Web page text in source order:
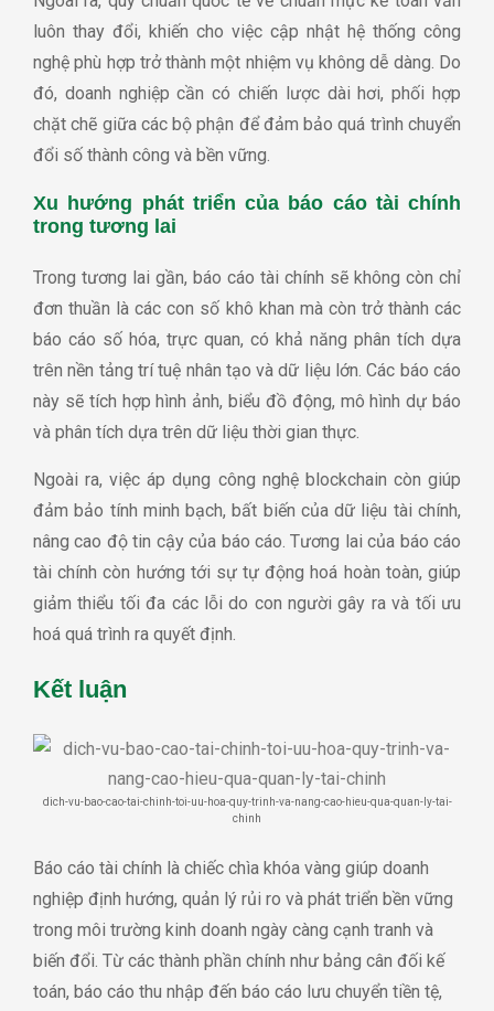
luôn thay đổi, khiến cho việc cập nhật hệ thống công
nghệ phù hợp trở thành một nhiệm vụ không dễ dàng. Do
đó, doanh nghiệp cần có chiến lược dài hơi, phối hợp
chặt chẽ giữa các bộ phận để đảm bảo quá trình chuyển
đổi số thành công và bền vững.
Xu hướng phát triển của báo cáo tài chính
trong tương lai
Trong tương lai gần, báo cáo tài chính sẽ không còn chỉ
đơn thuần là các con số khô khan mà còn trở thành các
báo cáo số hóa, trực quan, có khả năng phân tích dựa
trên nền tảng trí tuệ nhân tạo và dữ liệu lớn. Các báo cáo
này sẽ tích hợp hình ảnh, biểu đồ động, mô hình dự báo
và phân tích dựa trên dữ liệu thời gian thực.
Ngoài ra, việc áp dụng công nghệ blockchain còn giúp
đảm bảo tính minh bạch, bất biến của dữ liệu tài chính,
nâng cao độ tin cậy của báo cáo. Tương lai của báo cáo
tài chính còn hướng tới sự tự động hoá hoàn toàn, giúp
giảm thiểu tối đa các lỗi do con người gây ra và tối ưu
hoá quá trình ra quyết định.
Kết luận
dich-vu-bao-cao-tai-chinh-toi-uu-hoa-quy-trinh-va-nang-cao-hieu-qua-quan-ly-tai-
chinh
Báo cáo tài chính là chiếc chìa khóa vàng giúp doanh
nghiệp định hướng, quản lý rủi ro và phát triển bền vững
trong môi trường kinh doanh ngày càng cạnh tranh và
biến đổi. Từ các thành phần chính như bảng cân đối kế
toán, báo cáo thu nhập đến báo cáo lưu chuyển tiền tệ,